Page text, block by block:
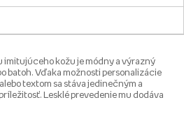
imitujúceho kožu je módny a výrazný
batoh. Vďaka možnosti personalizácie
textom sa stáva jedinečným a
Lesklé prevedenie mu dodáva